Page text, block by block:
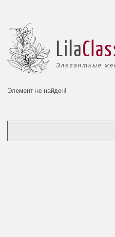
Элегантные
Lila
Элемент не найден!